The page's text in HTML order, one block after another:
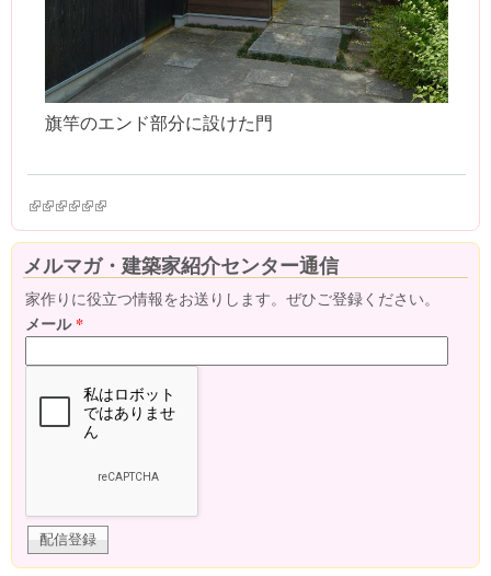
旗竿のエンド部分に設けた門
(link is external)
(link is external)
(link is external)
(link is external)
(link is external)
(link is external)
メルマガ・建築家紹介センター通信
家作りに役立つ情報をお送りします。ぜひご登録ください。
メール*